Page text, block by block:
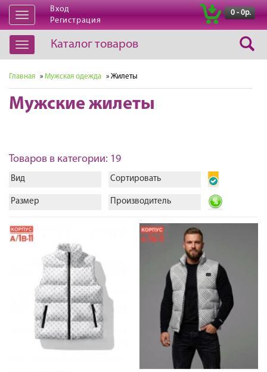
Открыть
навигацию
Вход
Регистрация
0 - 0р.
Открыть
навигацию
Каталог товаров
Главная » Мужская одежда » Жилеты
Мужские жилеты
Товаров в категории: 19
Вид Сортировать
Размер Производитель